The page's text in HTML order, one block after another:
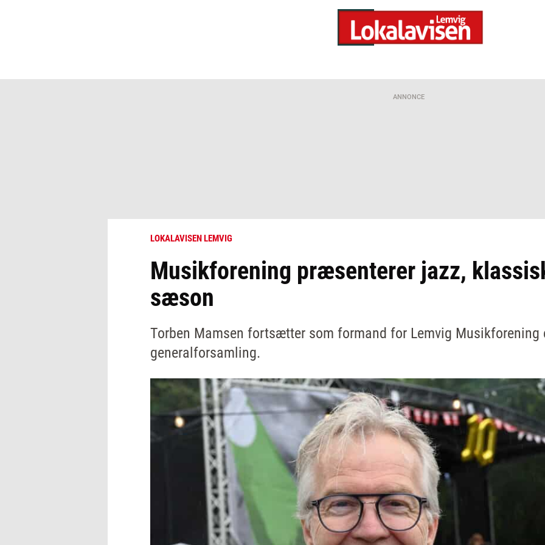
ANNONCE
LOKALAVISEN LEMVIG
Musikforening præsenterer jazz,
sæson
Torben Mamsen fortsætter som formand for Lemvig Musikforening
generalforsamling.